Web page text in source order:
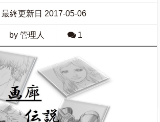
終更新日 2017-05-06
by 管理人 1